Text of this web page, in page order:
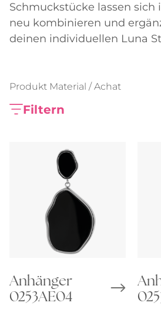
Schmuckstücke lassen
neu kombinieren und
deinen individuellen Luna
Produkt Material / Achat
Filtern
Anhänger
0253AE04